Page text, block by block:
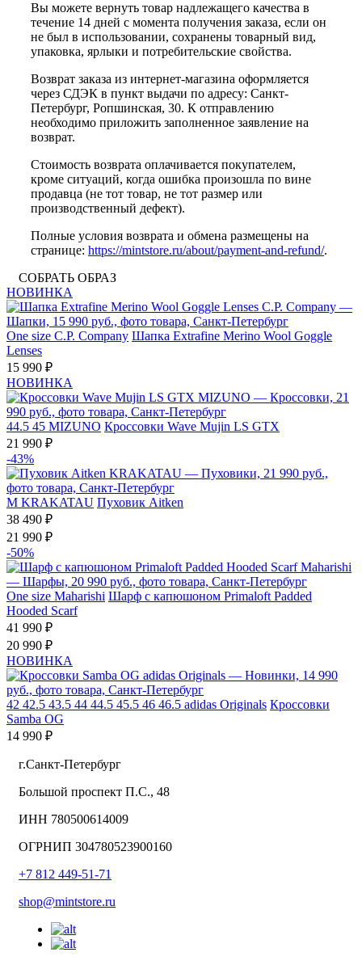
Вы можете вернуть товар надлежащего качества в
течение 14 дней с момента получения заказа, если он
не был в использовании, сохранены товарный вид,
упаковка, ярлыки и потребительские свойства.
Возврат заказа из интернет-магазина оформляется
через СДЭК в пункт выдачи по адресу: Санкт-
Петербург, Ропшинская, 30. К отправлению
необходимо приложить заполненное заявление на
возврат.
Стоимость возврата оплачивается покупателем,
кроме ситуаций, когда ошибка произошла по вине
продавца (не тот товар, не тот размер или
производственный дефект).
Полные условия возврата и обмена размещены на
странице: https://mintstore.ru/about/payment-and-refund/.
СОБРАТЬ ОБРАЗ
НОВИНКА
One size C.P. Company Шапка Extrafine Merino Wool Goggle
Lenses
15 990 ₽
НОВИНКА
44.5 45 MIZUNO Кроссовки Wave Mujin LS GTX
21 990 ₽
-43%
M KRAKATAU Пуховик Aitken
38 490 ₽
21 990 ₽
-50%
One size Maharishi Шарф с капюшоном Primaloft Padded
Hooded Scarf
41 990 ₽
20 990 ₽
НОВИНКА
42 42.5 43.5 44 44.5 45.5 46 46.5 adidas Originals Кроссовки
Samba OG
14 990 ₽
г.Санкт-Петербург
Большой проспект П.С., 48
ИНН 780500614009
ОГРНИП 304780523900160
+7 812 449-51-71
shop@mintstore.ru